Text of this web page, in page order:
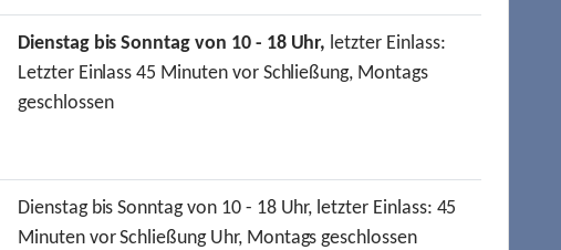
Dienstag bis Sonntag von 10 - 18 Uhr, letzter Einlass:
Letzter Einlass 45 Minuten vor Schließung, Montags
geschlossen
Dienstag bis Sonntag von 10 - 18 Uhr, letzter Einlass: 45
Minuten vor Schließung Uhr, Montags geschlossen